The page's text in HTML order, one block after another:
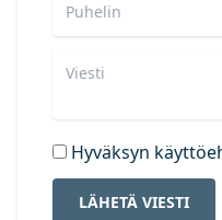
Hyväksyn
LÄHETÄ VIESTI